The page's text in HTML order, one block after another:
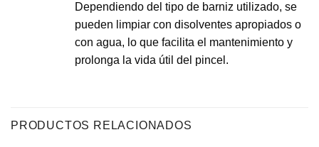
Dependiendo del tipo de barniz utilizado, se
pueden limpiar con disolventes apropiados o
con agua, lo que facilita el mantenimiento y
prolonga la vida útil del pincel.
PRODUCTOS RELACIONADOS